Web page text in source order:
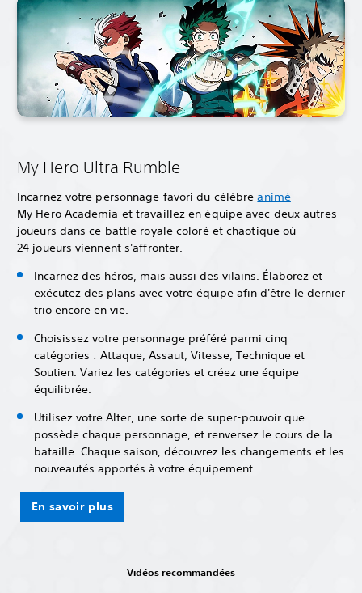
My Hero Ultra Rumble
Incarnez votre personnage favori du célèbreanimé
My Hero Academia et travaillez en équipe avec deux autres
joueurs dans ce battle royale coloré et chaotique où
24 joueurs viennent s'affronter.
Incarnez des héros, mais aussi des vilains. Élaborez et
exécutez des plans avec votre équipe afin d'être le dernier
trio encore en vie.
Choisissez votre personnage préféré parmi cinq
catégories : Attaque, Assaut, Vitesse, Technique et
Soutien. Variez les catégories et créez une équipe
équilibrée.
Utilisez votre Alter, une sorte de super-pouvoir que
possède chaque personnage, et renversez le cours de la
bataille. Chaque saison, découvrez les changements et les
nouveautés apportés à votre équipement.
En savoir plus
Vidéos recommandées